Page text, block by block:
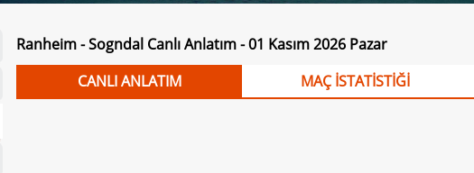
Ranheim - Sogndal Canlı Anlatım - 01 Kasım 2026 Pazar
CANLI ANLATIM
MAÇ İSTATİSTİĞİ